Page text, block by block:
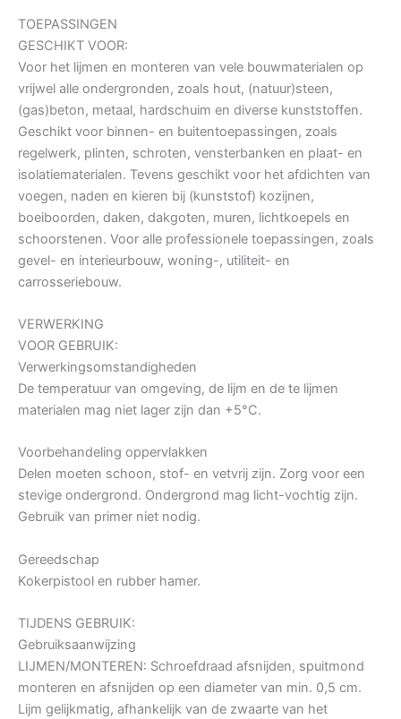
TOEPASSINGEN
GESCHIKT VOOR:
Voor het lijmen en monteren van vele bouwmaterialen op
vrijwel alle ondergronden, zoals hout, (natuur)steen,
(gas)beton, metaal, hardschuim en diverse kunststoffen.
Geschikt voor binnen- en buitentoepassingen, zoals
regelwerk, plinten, schroten, vensterbanken en plaat- en
isolatiematerialen. Tevens geschikt voor het afdichten van
voegen, naden en kieren bij (kunststof) kozijnen,
boeiboorden, daken, dakgoten, muren, lichtkoepels en
schoorstenen. Voor alle professionele toepassingen, zoals
gevel- en interieurbouw, woning-, utiliteit- en
carrosseriebouw.
VERWERKING
VOOR GEBRUIK:
Verwerkingsomstandigheden
De temperatuur van omgeving, de lijm en de te lijmen
materialen mag niet lager zijn dan +5°C.
Voorbehandeling oppervlakken
Delen moeten schoon, stof- en vetvrij zijn. Zorg voor een
stevige ondergrond. Ondergrond mag licht-vochtig zijn.
Gebruik van primer niet nodig.
Gereedschap
Kokerpistool en rubber hamer.
TIJDENS GEBRUIK:
Gebruiksaanwijzing
LIJMEN/MONTEREN: Schroefdraad afsnijden, spuitmond
monteren en afsnijden op een diameter van min. 0,5 cm.
Lijm gelijkmatig, afhankelijk van de zwaarte van het